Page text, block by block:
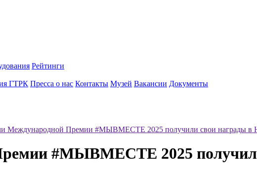
Рейтинги
ГТРК Пресса о нас Контакты Музей Вакансии Документы
Международной Премии #МЫВМЕСТЕ 2025 получили свои награды в
#МЫВМЕСТЕ 2025